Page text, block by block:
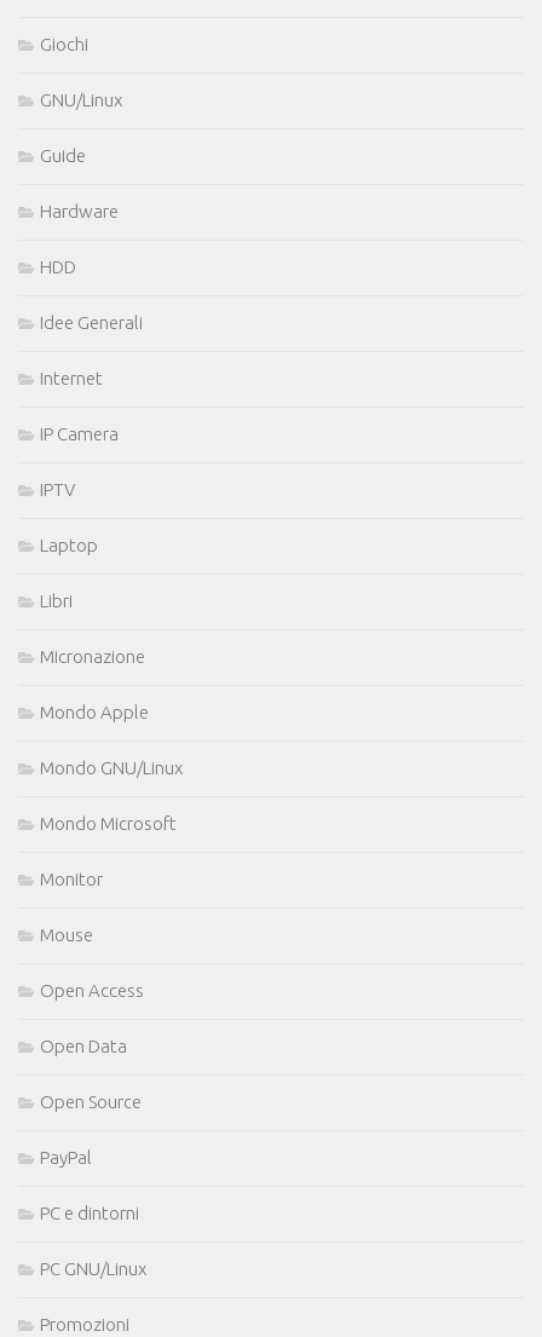
Giochi
GNU/Linux
Guide
Hardware
HDD
Idee Generali
Internet
IP Camera
IPTV
Laptop
Libri
Micronazione
Mondo Apple
Mondo GNU/Linux
Mondo Microsoft
Monitor
Mouse
Open Access
Open Data
Open Source
PayPal
PC e dintorni
PC GNU/Linux
Promozioni